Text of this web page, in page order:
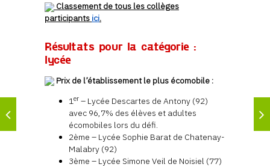
Classement de tous les collèges
participants ici.
Résultats pour la catégorie :
lycée
Prix de l’établissement le plus écomobile :
1er – Lycée Descartes de Antony (92)
avec 96,7% des élèves et adultes
écomobiles lors du défi.
2ème – Lycée Sophie Barat de Chatenay-
Malabry (92)
3ème – Lycée Simone Veil de Noisiel (77)